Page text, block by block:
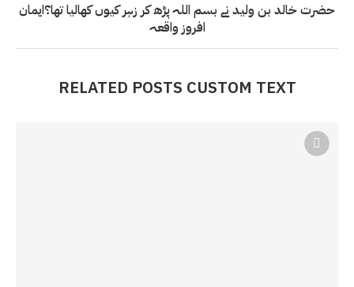
حضرت خالد بن ولید نے بسم اللہ پڑھ کر زہر کیوں کھالیا تھا؟ایمان
افروز واقعہ
RELATED POSTS CUSTOM TEXT